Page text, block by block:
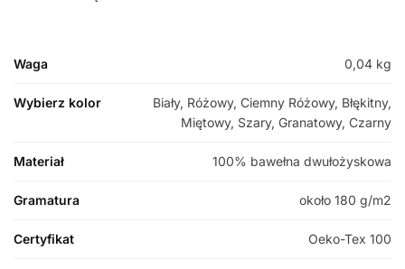
Waga 0,04 kg
Wybierz kolor
Biały, Różowy, Ciemny Różowy, Błękitny,
Miętowy, Szary, Granatowy, Czarny
Materiał 100% bawełna dwułożyskowa
Gramatura około 180 g/m2
Certyfikat Oeko-Tex 100